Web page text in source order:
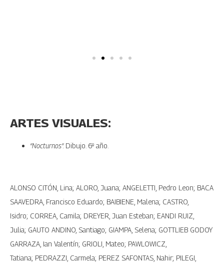
ARTES VISUALES:
“Nocturnos”. Dibujo. 6º año.
ALONSO CITÓN, Lina; ALORO, Juana; ANGELETTI, Pedro Leon; BACA
SAAVEDRA, Francisco Eduardo; BAIBIENE, Malena; CASTRO,
Isidro; CORREA, Camila; DREYER, Juan Esteban; EANDI RUIZ,
Julia; GAUTO ANDINO, Santiago; GIAMPA, Selena; GOTTLIEB GODOY
GARRAZA, Ian Valentín; GRIOLI, Mateo; PAWLOWICZ,
Tatiana; PEDRAZZI, Carmela; PEREZ SAFONTAS, Nahir; PILEGI,